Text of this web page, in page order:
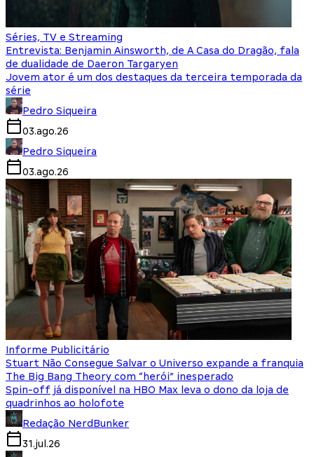
Séries, TV e Streaming
Entrevista: Benjamin Ainsworth, de A Casa do Dragão, fala
de dualidade de Daeron Targaryen
Jovem ator é um dos destaques da terceira temporada da
série
Pedro Siqueira
03.ago.26
Pedro Siqueira
03.ago.26
Informe Publicitário
Stuart Não Consegue Salvar o Universo expande a franquia
The Big Bang Theory com “herói” inesperado
Spin-off já disponível na HBO Max leva o dono da loja de
quadrinhos ao holofote
Redação NerdBunker
31.jul.26